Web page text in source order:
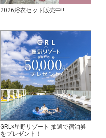
2026浴衣セット販売中!!
GRL×星野リゾート 抽選で宿泊券
をプレゼント！